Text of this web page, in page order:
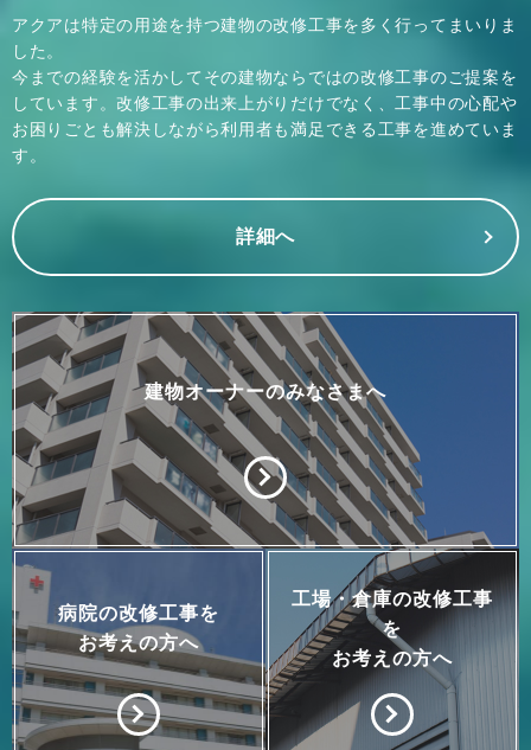
アクアは特定の用途を持つ建物の改修工事を多く行ってまいりま
した。
今までの経験を活かしてその建物ならではの改修工事のご提案を
しています。改修工事の出来上がりだけでなく、工事中の心配や
お困りごとも解決しながら利用者も満足できる工事を進めていま
す。
詳細へ
建物オーナーのみなさまへ
病院の改修工事を
お考えの方へ
工場・倉庫の改修工事
を
お考えの方へ